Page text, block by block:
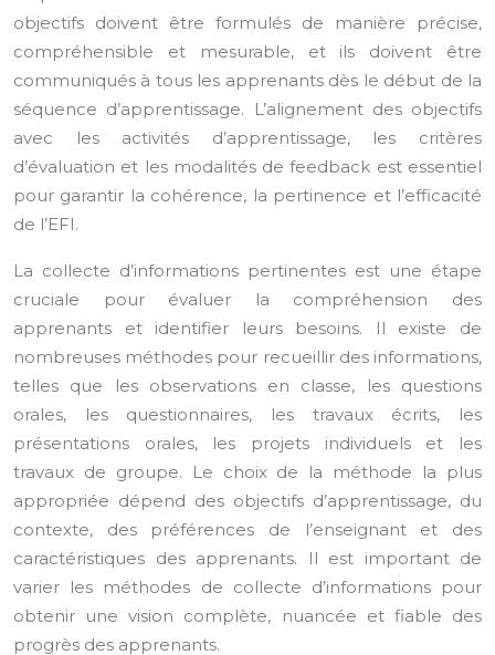
objectifs doivent être formulés de manière précise,
compréhensible et mesurable, et ils doivent être
communiqués à tous les apprenants dès le début de la
séquence d’apprentissage. L’alignement des objectifs
avec les activités d’apprentissage, les critères
d’évaluation et les modalités de feedback est essentiel
pour garantir la cohérence, la pertinence et l’efficacité
de l’EFI.
La collecte d’informations pertinentes est une étape
cruciale pour évaluer la compréhension des
apprenants et identifier leurs besoins. Il existe de
nombreuses méthodes pour recueillir des informations,
telles que les observations en classe, les questions
orales, les questionnaires, les travaux écrits, les
présentations orales, les projets individuels et les
travaux de groupe. Le choix de la méthode la plus
appropriée dépend des objectifs d’apprentissage, du
contexte, des préférences de l’enseignant et des
caractéristiques des apprenants. Il est important de
varier les méthodes de collecte d’informations pour
obtenir une vision complète, nuancée et fiable des
progrès des apprenants.